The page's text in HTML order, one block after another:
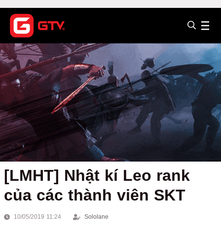
[LMHT] Nhật kí Leo rank
của các thành viên SKT
10/05/2019 11:24 Sololane